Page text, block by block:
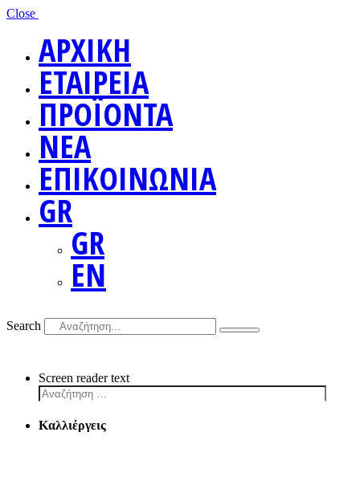
Close
ΑΡΧΙΚΗ
ΕΤΑΙΡΕΙΑ
ΠΡΟΪΟΝΤΑ
ΝΕΑ
ΕΠΙΚΟΙΝΩΝΙΑ
GR
GR
EN
Search
Screen reader text
Καλλιέργεις